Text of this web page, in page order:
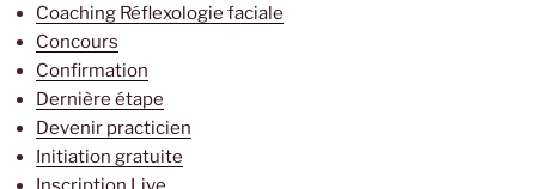
Coaching Réflexologie faciale
Concours
Confirmation
Dernière étape
Devenir practicien
Initiation gratuite